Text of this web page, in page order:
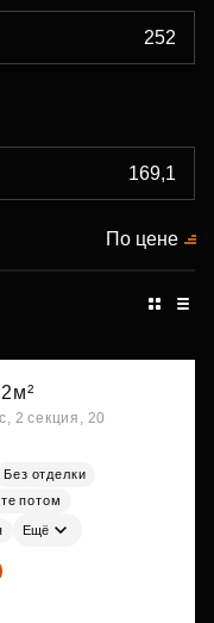
По цене
2 секция, 20
Без отделки
потом
Ещё